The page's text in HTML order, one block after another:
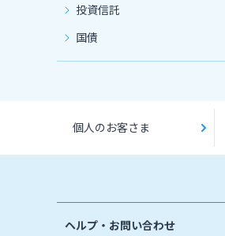
投資信託
国債
個人のお客さま
ヘルプ・お問い合わせ